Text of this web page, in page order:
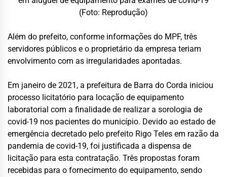
(Foto: Reprodução)
Além do prefeito, conforme informações do MPF, três
servidores públicos e o proprietário da empresa teriam
envolvimento com as irregularidades apontadas.
Em janeiro de 2021, a prefeitura de Barra do Corda iniciou
processo licitatório para locação de equipamento
laboratorial com a finalidade de realizar a sorologia de
covid-19 nos pacientes do município. Devido ao estado de
emergência decretado pelo prefeito Rigo Teles em razão da
pandemia de covid-19, foi justificada a dispensa de
licitação para esta contratação. Três propostas foram
recebidas para o fornecimento do equipamento, sendo